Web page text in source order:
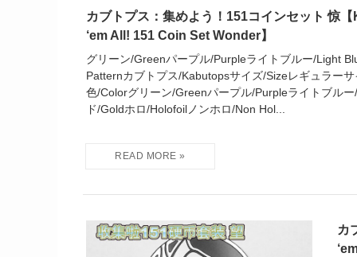
カブトプス：集めよう！151コインセット 惊
‘em All! 151 Coin Set Wonder】
グリーン/Greenパープル/Purpleライトブルー/Light
Patternカブトプス/Kabutopsサイズ/Sizeレギュラー
色/Colorグリーン/Greenパープル/Purpleライトブル
ド/Goldホロ/Holofoilノンホロ/Non Hol...
カ